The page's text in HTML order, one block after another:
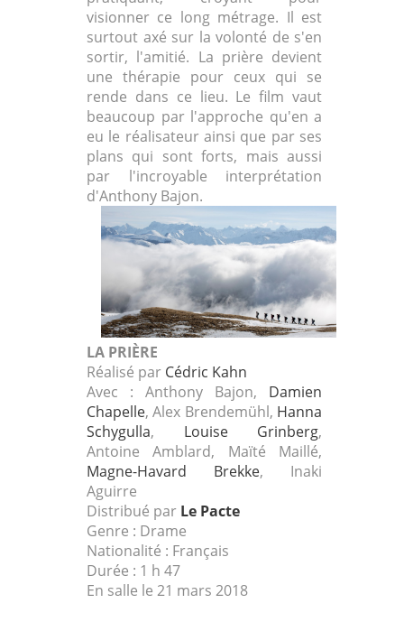
visionner ce long métrage. Il est
surtout axé sur la volonté de s'en
sortir, l'amitié. La prière devient
une thérapie pour ceux qui se
rende dans ce lieu. Le film vaut
beaucoup par l'approche qu'en a
eu le réalisateur ainsi que par ses
plans qui sont forts, mais aussi
par l'incroyable interprétation
d'Anthony Bajon.
LA PRIÈRE
Réalisé par Cédric Kahn
Avec : Anthony Bajon, Damien
Chapelle, Alex Brendemühl, Hanna
Schygulla, Louise Grinberg,
Antoine Amblard, Maïté Maillé,
Magne-Havard Brekke, Inaki
Aguirre
Distribué par Le Pacte
Genre : Drame
Nationalité : Français
Durée : 1 h 47
En salle le 21 mars 2018